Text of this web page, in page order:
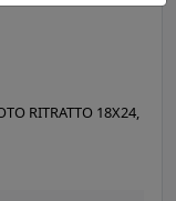
RITRATTO 18X24,